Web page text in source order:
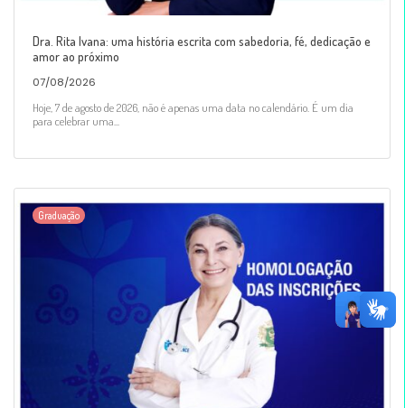
Dra. Rita Ivana: uma história escrita com sabedoria, fé, dedicação e
amor ao próximo
07/08/2026
Hoje, 7 de agosto de 2026, não é apenas uma data no calendário. É um dia
para celebrar uma...
Graduação